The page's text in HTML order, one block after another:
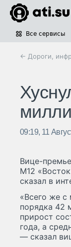
Все сервисы
← Дороги,
09:19, 11
Вице-
М12
сказал в
«Всего же с
порядка 42
прирост
года, а
— сказал